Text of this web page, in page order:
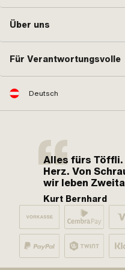
Über uns
Für Verantwortungsvolle
Deutsch
Alles fürs Töffli.
Herz. Von
wir leben
Kurt Bernhard